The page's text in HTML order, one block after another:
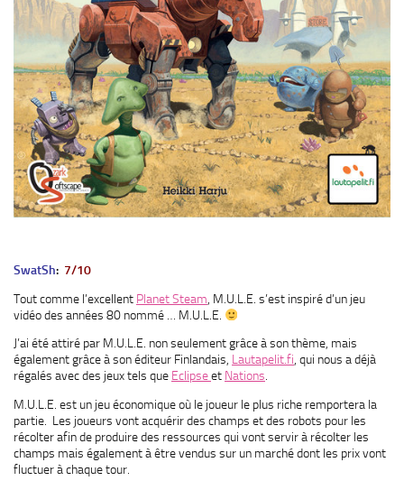
SwatSh: 7/10
Tout comme l’excellent Planet Steam , M.U.L.E. s’est inspiré d’un jeu
vidéo des années 80 nommé … M.U.L.E.
J’ai été attiré par M.U.L.E. non seulement grâce à son thème, mais
également grâce à son éditeur Finlandais, Lautapelit.fi, qui nous a déjà
régalés avec des jeux tels que Eclipseet Nations.
M.U.L.E. est un jeu économique où le joueur le plus riche remportera la
partie. Les joueurs vont acquérir des champs et des robots pour les
récolter afin de produire des ressources qui vont servir à récolter les
champs mais également à être vendus sur un marché dont les prix vont
fluctuer à chaque tour.